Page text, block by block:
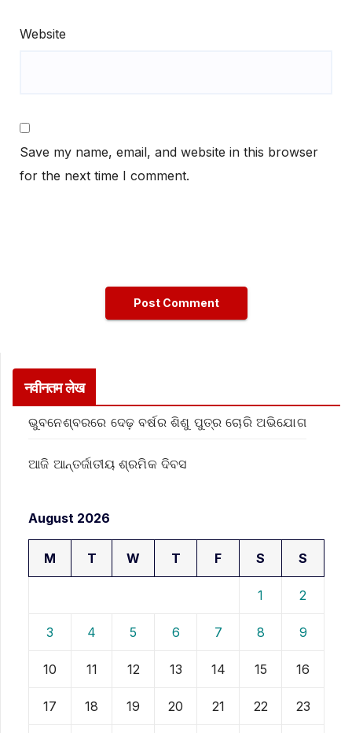
Website
Save my name, email, and website in this browser
for the next time I comment.
नवीनतम लेख
ଭୁବନେଶ୍ବରରେ ଦେଢ଼ ବର୍ଷର ଶିଶୁ ପୁତ୍ର ଚୋରି ଅଭିଯୋଗ
ଆଜି ଆନ୍ତର୍ଜାତୀୟ ଶ୍ରମିକ ଦିବସ
August 2026
M T W T F S S
1 2
3 4 5 6 7 8 9
10 11 12 13 14 15 16
17 18 19 20 21 22 23